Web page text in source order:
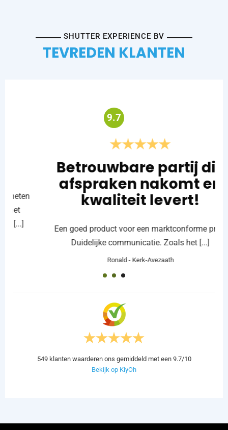
SHUTTER EXPERIENCE BV
TEVREDEN KLANTEN
9.7
Betrouwbare partij die
afspraken nakomt en
kwaliteit levert!
Een goed product voor een marktconforme prijs.
Duidelijke communicatie. Zoals het [...]
Kerk-Avezaath
549klanten waarderen ons gemiddeld met een 9.7/ 10
Bekijk op KiyOh